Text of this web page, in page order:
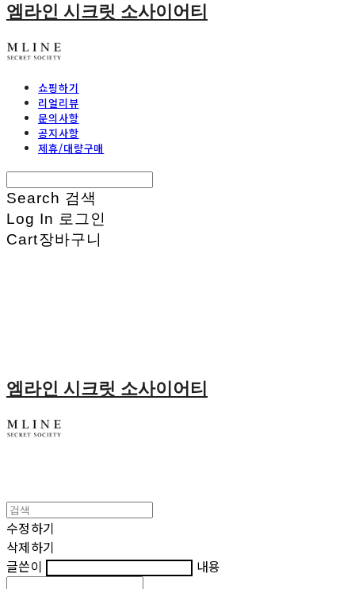
엠라인 시크릿 소사이어티
쇼핑하기
리얼리뷰
문의사항
공지사항
제휴/대량구매
Search 검색
Log In 로그인
Cart장바구니
엠라인 시크릿 소사이어티
수정하기
삭제하기
글쓴이
내용